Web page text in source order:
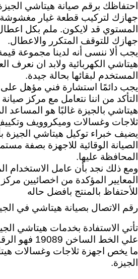
احتفاظك برقم صيانة هيتاشي
جهازك لتركيب قطعة غيار مغشوشة
المستوي قد لايكون. ملم بكل
جهازك للتوقف المتكرر والاعطال.
يجب ألا ننسى أنه لدينا مجموعة
هيتاشي الكهربائية ولابد ان نعرف
المستخدم لبقائها
يجب دائمًا استشارة فني مؤهل
التأكد من اننا نتعامل مع مركز
هيتاشي بالجيزة غالبًا هو المساعد
ثلاجات وغسالات وميكروويف
يضيف خبراء توكيل هيتاشي الجيزة
الصيانة الوقائية للاجهزة بصفة
المحافظة عليها.
ومع ذلك نجد بأن عامل الاستخدام
المعايير المؤكدة من اخصائيين
للأحتفاظ بالمنتج بافضل حاله
رقم الاتصال بصيانة هيتاشي في
تأتي الاستفادة بخدمات هيتاشي
علي الخط
ما يخص اجهزة ثلاجات وغسالات
الجيزة.